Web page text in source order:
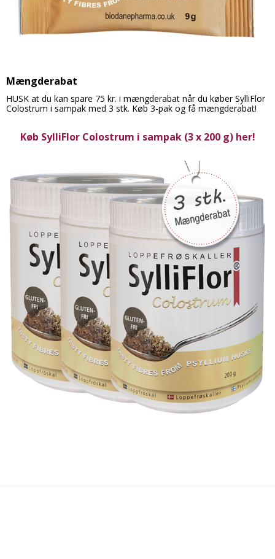
Mængderabat
HUSK at du kan spare 75 kr. i mængderabat når du køber SylliFlor
Colostrum i sampak med 3 stk. Køb 3-pak og få mængderabat!
Køb SylliFlor Colostrum i sampak (3 x 200 g) her!